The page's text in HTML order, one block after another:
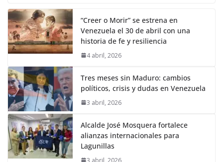
“Creer o Morir” se estrena en
Venezuela el 30 de abril con una
historia de fe y resiliencia
4 abril, 2026
Tres meses sin Maduro: cambios
políticos, crisis y dudas en Venezuela
3 abril, 2026
Alcalde José Mosquera fortalece
alianzas internacionales para
Lagunillas
3 abril, 2026